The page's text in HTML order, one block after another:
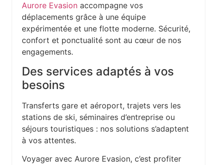
Aurore Evasion accompagne vos
déplacements grâce à une équipe
expérimentée et une flotte moderne. Sécurité,
confort et ponctualité sont au cœur de nos
engagements.
Des services adaptés à vos
besoins
Transferts gare et aéroport, trajets vers les
stations de ski, séminaires d’entreprise ou
séjours touristiques : nos solutions s’adaptent
à vos attentes.
Voyager avec Aurore Evasion, c’est profiter